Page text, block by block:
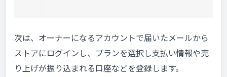
次は、オーナーになるアカウントで届いたメールから
ストアにログインし、プランを選択し支払い情報や売
り上げが振り込まれる口座などを登録します。